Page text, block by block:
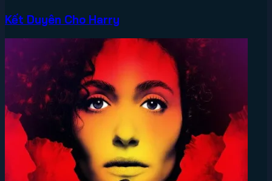
Kết Duyên Cho Harry